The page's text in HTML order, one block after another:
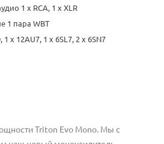
1 x RCA, 1 x XLR
1 пара WBT
1 x 12AU7, 1 x 6SL7, 2 x 6SN7
Triton Evo Mono. Мы с